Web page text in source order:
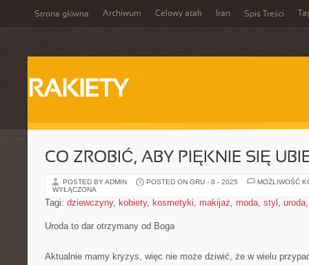
Strona główna Archiwum Celowy atak Iran Spis Treści
RAKIETY
CO ZROBIĆ, ABY PIĘKNIE SIĘ
POSTED BY ADMIN POSTED ON GRU - 8 - 2025
MOŻLIWOŚĆ
WYŁĄCZONA
Tagi: dziewczyny, kobiety, kosmetyki, makijaż, moda, styl , uroda
Uroda to dar otrzymany od Boga
Aktualnie mamy kryzys, więc nie może dziwić, że w wielu